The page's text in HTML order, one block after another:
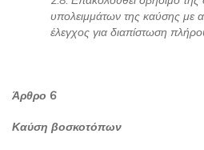
υπολειμμάτων της καύσης με
έλεγχος για διαπίστωση
Άρθρο 6
Καύση βοσκοτόπων